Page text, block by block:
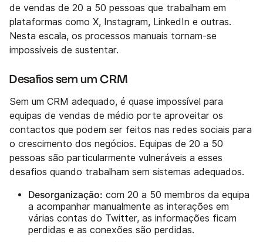
de vendas de 20 a 50 pessoas que trabalham em
plataformas como X, Instagram, LinkedIn e outras.
Nesta escala, os processos manuais tornam-se
impossíveis de sustentar.
Desafios sem um CRM
Sem um CRM adequado, é quase impossível para
equipas de vendas de médio porte aproveitar os
contactos que podem ser feitos nas redes sociais para
o crescimento dos negócios. Equipas de 20 a 50
pessoas são particularmente vulneráveis a esses
desafios quando trabalham sem sistemas adequados.
Desorganização: com 20 a 50 membros da equipa
a acompanhar manualmente as interações em
várias contas do Twitter, as informações ficam
perdidas e as conexões são perdidas.